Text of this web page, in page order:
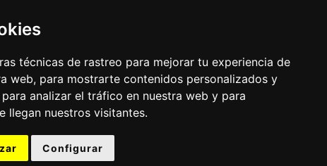
técnicas de rastreo para mejorar tu experiencia de
web, para mostrarte contenidos personalizados y
analizar el tráfico en nuestra web y para
llegan nuestros visitantes.
Configurar